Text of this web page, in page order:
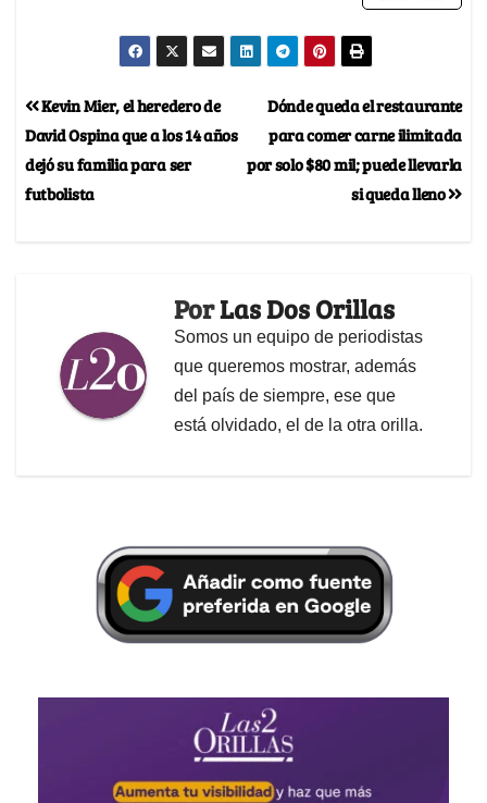
Dónde queda el restaurante
para comer carne ilimitada
por solo $80 mil; puede llevarla
si queda lleno
Kevin Mier, el heredero de
David Ospina que a los 14 años
dejó su familia para ser
futbolista
PorLas Dos Orillas
Somos un equipo de periodistas
que queremos mostrar, además
del país de siempre, ese que
está olvidado, el de la otra orilla.